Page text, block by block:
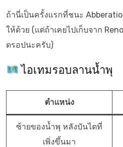
ถ้านี่เป็นครั้งแรกที่ชนะ
ให้ด้วย (แต่ถ้าเคยไปเก็บจาก
ดรอปนะครับ)
ไอเทมรอบลานน้ำพุ
ตำแหน่ง
ซ้ายของน้ำพุ หลังบันไดที่
เพิ่งขึ้นมา